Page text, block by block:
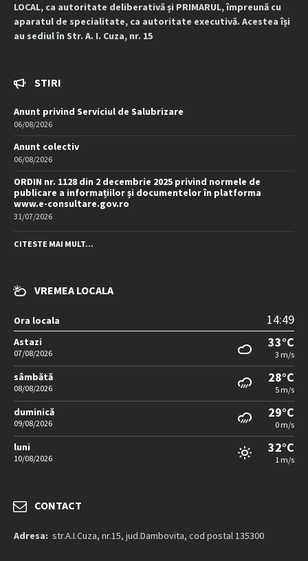
LOCAL, ca autoritate deliberativă și PRIMARUL, împreună cu
aparatul de specialitate, ca autoritate executivă. Acestea își
au sediul în Str. A. I. Cuza, nr. 15
STIRI
Anunt privind Serviciul de Salubrizare
06/08/2026
Anunt colectiv
06/08/2026
ORDIN nr. 1128 din 2 decembrie 2025 privind normele de
publicare a informațiilor și documentelor în platforma
www.e-consultare.gov.ro
31/07/2026
CITESTE MAI MULT...
VREMEA LOCALA
Ora locala 14:49
Astazi
07/08/2026
33°C
3 m/s
sâmbătă
08/08/2026
28°C
5 m/s
duminică
09/08/2026
29°C
0 m/s
luni
10/08/2026
32°C
1 m/s
CONTACT
Adresa: str.A.I.Cuza, nr.15, jud.Dambovita, cod postal 135300